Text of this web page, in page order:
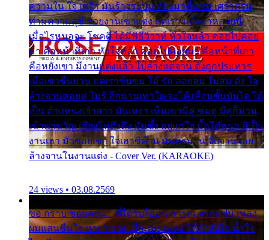
ความใน ใจ เศร้า มันร้าวระบม ต้องมาขื่นขม เศร้าตรม
ท่ามความสุขี ช่วยงานเขาแต่ง แต่เรา แล้งมาหลายปี
เมื่อไรหนอจะ โชคดี ได้มีพิธีวิวาห์ หัวใจหล้า คอยไปคอย
มา คือหน้าที่เก่า หัวใจหล้า คอยไปคอยมา คือหน้าที่เก่า
คือหยังเขา มีงานแต่งแล้ว ไปล้างแต่จาน ดั่งถูกประหาร
เมื่อเขาชื่นบาน แต่เราขื่นขม โอ้ รัก ลอยลม ไม่สม ดัง ใจ
ล้างจานคอยคู่ ไม่รู้ อีกนานเท่าใด จะได้ เลื่อนขั้นบันได ได้
เป็น ตำแหน่งเจ้าสาว มันเหงา เห็นเขามีคู่ ซมดู มีคู่ก็ม่วน
เข้าพาขวัญ เสียงโห่ตึงตึง มันซึ้ง อยู่แก่ใจ มื้อใด๋หนอ สิเป็น
งานเฮา มัวซอยเขา ใจเฮาซิด้าน มันทรมาน จับจาน เอย…
ล้างจานในงานแต่ง - Cover Ver. (KARAOKE)
24 views • 03.08.2569
ขอ กราบ ขอบคุณ.... ที่ได้รับไออุ่น การุณ จากแฟน เพลง
ผมแสนชื่นใจ หายวังเวง เมื่อแฟนเพลง ให้กำลังใจ น้ำใจ